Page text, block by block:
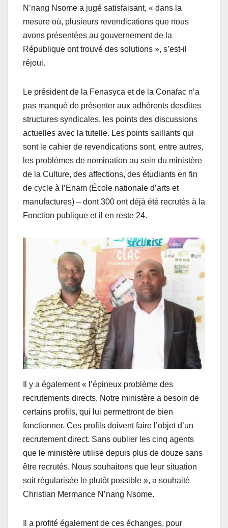
N’nang Nsome a jugé satisfaisant, « dans la
mesure où, plusieurs revendications que nous
avons présentées au gouvernement de la
République ont trouvé des solutions », s’est-il
réjoui.
Le président de la Fenasyca et de la Conafac n’a
pas manqué de présenter aux adhérents desdites
structures syndicales, les points des discussions
actuelles avec la tutelle. Les points saillants qui
sont le cahier de revendications sont, entre autres,
les problèmes de nomination au sein du ministère
de la Culture, des affections, des étudiants en fin
de cycle à l’Enam (École nationale d’arts et
manufactures) – dont 300 ont déjà été recrutés à la
Fonction publique et il en reste 24.
Il y a également « l’épineux problème des
recrutements directs. Notre ministère a besoin de
certains profils, qui lui permettront de bien
fonctionner. Ces profils doivent faire l’objet d’un
recrutement direct. Sans oublier les cinq agents
que le ministère utilise depuis plus de douze sans
être recrutés. Nous souhaitons que leur situation
soit régularisée le plutôt possible », a souhaité
Christian Mermance N’nang Nsome.
Il a profité également de ces échanges, pour